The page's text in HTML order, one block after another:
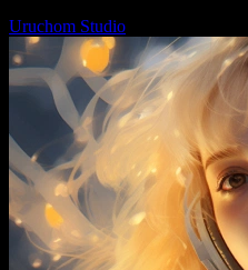
Uruchom Studio